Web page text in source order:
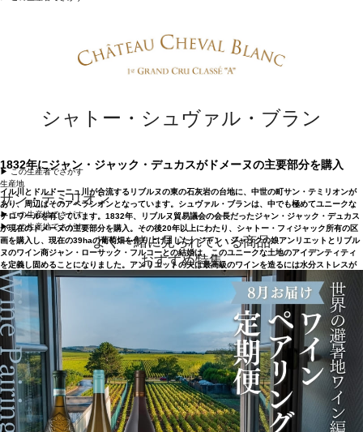
シャトー・シュヴァル・ブラン
1832年にジャン・ジャック・デュカスがドメーヌの主要部分を購入
イル川とドルドーニュ川が合流するリブルヌの東の石灰岩の台地に、中世の町サン・テミリオンが
あり、周辺はそのアペラシオンとなっています。シュヴァル・ブランは、中でも極めてユニークな
テロワールを有しています。1832年、リブルヌ貿易議会の会長だったジャン・ジャック・デュカス
が現在のドメーヌの主要部分を購入。その後20年以上にわたり、シャトー・フィジャック所有の区
画を購入し、現在の39haの葡萄畑を作り上げました。ジャン・ジャックの娘アンリエットとリブル
ヌのワイン商ジャン・ローサック・フルコーとの結婚は、このユニークな土地のアイデンティティ
を定義し固めることになりました。アンリエットの夫は最高級のワインを造るには水分ストレスが
重要であることをいち早く理解し、効率的な排水システムを導入しました。シュヴァル・ブランの
卓越したポテンシャルを知り、並外れた直感に助けられたジャンは、1860年代にドメーヌの一部
を、右岸の王者メルローとカベルネ・フランを半々という、まったく異例の比率で改植。この植え
替えは、1871年に完了しました。
▶︎ この生産者でさがす
生産地
サン・テミリオン
▶︎ この生産地でさがす
▶︎ この生産地でさがす
よく一緒に見られている商品
おすすめ特集